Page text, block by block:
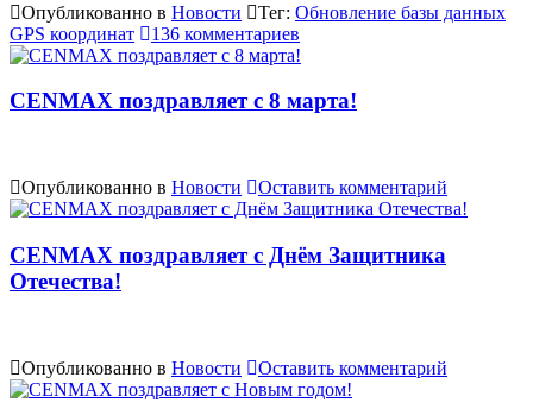
Опубликованно в Новости Тег: Обновление базы данных
GPS координат
136 комментариев
CENMAX поздравляет с 8 марта!
Опубликованно в Новости Оставить комментарий
CENMAX поздравляет с Днём Защитника
Отечества!
Опубликованно в Новости Оставить комментарий